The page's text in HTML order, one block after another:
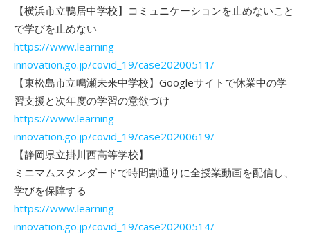
【横浜市立鴨居中学校】コミュニケーションを止めないこと
で学びを止めない
https://www.learning-
innovation.go.jp/covid_19/case20200511/
【東松島市立鳴瀬未来中学校】Googleサイトで休業中の学
習支援と次年度の学習の意欲づけ
https://www.learning-
innovation.go.jp/covid_19/case20200619/
【静岡県立掛川西高等学校】
ミニマムスタンダードで時間割通りに全授業動画を配信し、
学びを保障する
https://www.learning-
innovation.go.jp/covid_19/case20200514/